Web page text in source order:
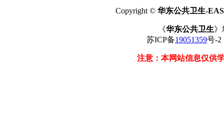
Copyright © 华东公共卫生-
《华东公共卫生》
苏ICP备19051359号-
注意：本网站信息仅供